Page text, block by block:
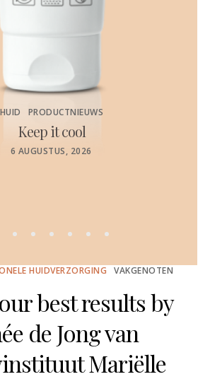
HUID PRODUCTNIEUWS
Keep it cool
POSTED
6 AUGUSTUS, 2026
HUIDVERZORGING VAKGENOTEN
best results by
de Jong van
Mariëlle